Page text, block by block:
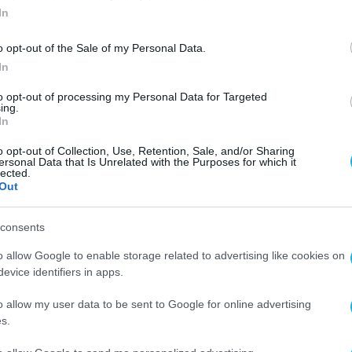
opt-out of the Sale of my Personal Data.
opt-out of processing my Personal Data for Targeted
opt-out of Collection, Use, Retention, Sale, and/or Sharing
Data that Is Unrelated with the Purposes for which it
allow Google to enable storage related to advertising like cookies on
identifiers in apps.
allow my user data to be sent to Google for online advertising
SECURITY - CYBERSECURITY
κυβερνοασφάλεια